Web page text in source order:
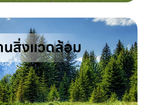
นสิ่งแวดล้อม